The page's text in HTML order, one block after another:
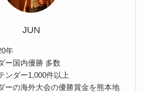
JUN
年
ー国内優勝 多数
ンダー1,000件以上
ーの海外大会の優勝賞金を熊本地